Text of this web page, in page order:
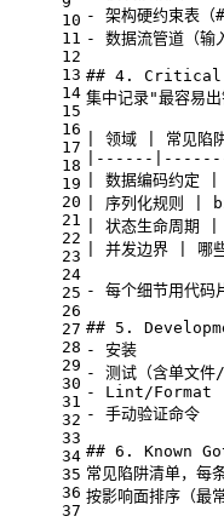
10
11
12
13
14
15
16
17
18
19
20
21
22
23
24
25
26
27
28
29
30
31
32
33
34
35
36
37
- 架构硬约束表
- 数据流管道（
## 4. Critical
集中记录"最容易出
| 领域 | 常见陷
|------
| 数据编码约定 |
| 序列化规则 |
| 状态生命周期 |
| 并发边界 | 哪
- 每个细节用代码
## 5.
- 安装
- 测试（含单文件/
- Lint/Format
- 手动验证命令
## 6. Known
常见陷阱清单，每
按影响面排序（最